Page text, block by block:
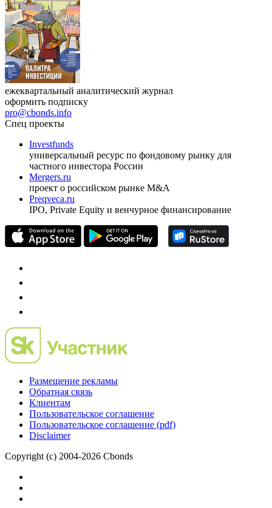
ежеквартальный аналитический журнал
оформить подписку
pro@cbonds.info
Спец проекты
Investfunds
универсальный ресурс по фондовому рынку для
частного инвестора России
Mergers.ru
проект о российском рынке M&A
Preqveca.ru
IPO, Private Equity и венчурное финансирование
Размещение рекламы
Обратная связь
Клиентам
Пользовательское соглашение
Пользовательское соглашение (pdf)
Disclaimer
Copyright (c) 2004-2026 Cbonds